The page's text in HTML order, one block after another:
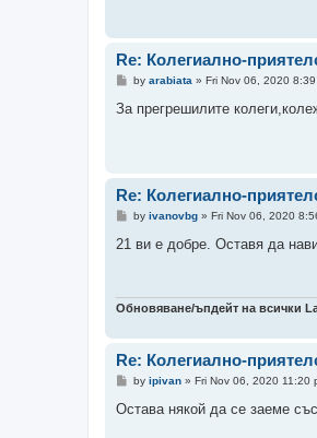
Re: Колегиално-
P
s
by arabiata » Fri Nov 06, 2020
За прегрешилите
Re: Колегиално-
P
s
by ivanovbg» Fri Nov 06, 2020
21 ви е добре. Оставя да
Обновяване/ъпдейт на всички
Re: Колегиално-
P
s
by ipivan» Fri Nov 06, 2020 11:20
Остава някой да се заеме